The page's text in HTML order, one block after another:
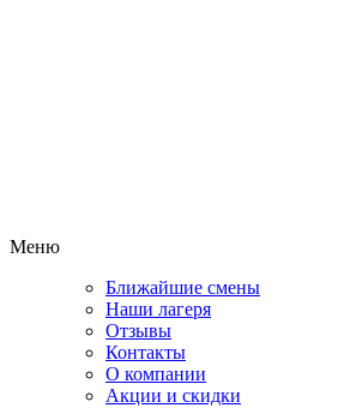
Меню
Ближайшие смены
Наши лагеря
Отзывы
Контакты
О компании
Акции и скидки